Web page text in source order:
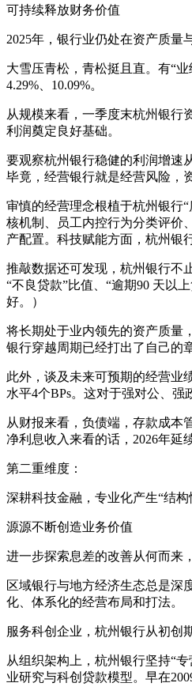
可持续释放财务价值
2025年，银行业仍处在资产质量
大雪压青松，青松挺且直。有“
4.29%、10.09%。
从规模来看，一季度末杭州银行
利润奠定良好基础。
要观察杭州银行稳健的利润增速
毕竟，经营银行就是经营风险，
审慎的经营理念根植于杭州银行
核机制、员工内控行为分类评价
产配置。科技赋能方面，杭州银
推敲数据还可发现，杭州银行不
“不良贷款”比值、“逾期90 天以
好。）
将长期处于业内领先的资产质量
银行穿越周期已经打出了自己的
此外，谈及未来可预期的经营业
水平4个BPs。这对于强对公、
从财报来看，负债端，存款成本
净利息收入来看的话，2026年延
第二重维度：
深耕科技金融，专业化产生“结构
源源不断创造业务价值
进一步探索息差的改善从何而来
区域银行与地方经济生态总是深
化、体系化的经营布局和打法。
服务科创企业，杭州银行从初创
从组织架构上，杭州银行坚持“
业研究与科创贷款模型。早在